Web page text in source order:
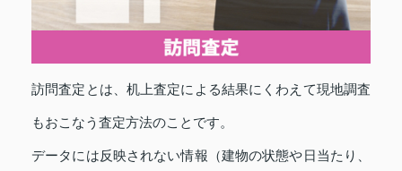
訪問査定とは、机上査定による結果にくわえて現地調査
もおこなう査定方法のことです。
データには反映されない情報（建物の状態や日当たり、